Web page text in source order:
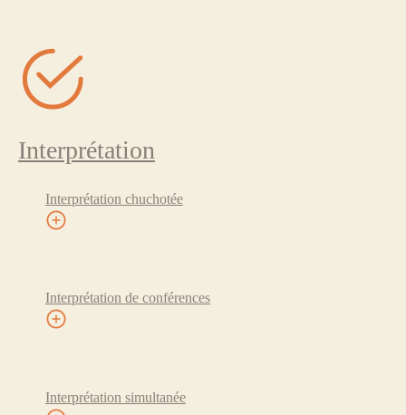
Interprétation
Interprétation chuchotée
Interprétation de conférences
Interprétation simultanée